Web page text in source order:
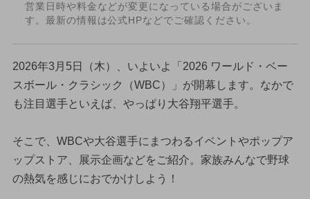
営業日時や料金などが変更になっている場合がございま
す。最新の情報は公式HPなどでご確認ください。
2026年3月5日（木）、いよいよ「2026 ワールド・ベー
スボール・クラシック（WBC）」が開幕します。なかで
も注目選手といえば、やっぱり大谷翔平選手。
そこで、WBCや大谷選手にまつわるイベントやポップア
ップストア、展示企画などをご紹介。家族みんなで野球
の熱気を感じにおでかけしよう！